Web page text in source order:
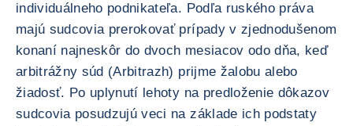
individuálneho podnikateľa. Podľa ruského práva
majú sudcovia prerokovať prípady v zjednodušenom
konaní najneskôr do dvoch mesiacov odo dňa, keď
arbitrážny súd (Arbitrazh) prijme žalobu alebo
žiadosť. Po uplynutí lehoty na predloženie dôkazov
sudcovia posudzujú veci na základe ich podstaty